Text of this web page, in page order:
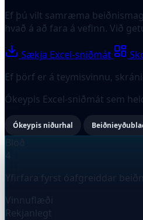
Ef þú vilt samræma
hvað á að fara á vefinn. Við
Sækja Excel-sniðmát
Ef þörf er á teymisvinnu,
Ókeypis Excel-sniðmát sem
Ókeypis niðurhal
Blöð
Yfirfara fyrst óafgreiddar
Vinnuflæði
Rekjanlegt